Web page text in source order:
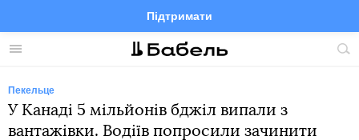
Меню
Підтримати
FacebookTelegramTwitter
Пекельце
У Канаді 5 мільйонів бджіл випали з
вантажівки. Водіїв попросили зачинити